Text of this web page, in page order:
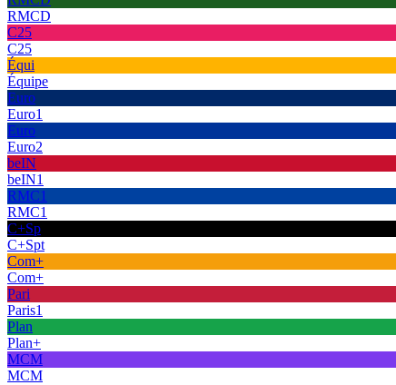
RMCD
C25
C25
Équi
Équipe
Euro
Euro1
Euro
Euro2
beIN
beIN1
RMC1
RMC1
C+Sp
C+Spt
Com+
Com+
Pari
Paris1
Plan
Plan+
MCM
MCM